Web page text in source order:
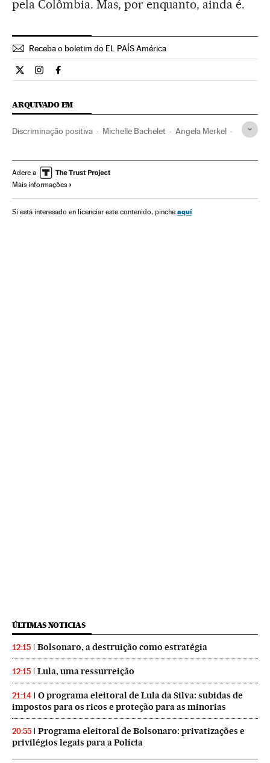
pela Colômbia. Mas, por enquanto, ainda é.
Receba o boletim do EL PAÍS América
Opiniao El País Brasil en Twitter
Opiniao El País Brasil en Instagram
Opiniao El País Brasil en Facebook
ARQUIVADO EM
Discriminação positiva Michelle Bachelet Angela Merkel
Dilma Rousseff ONU Direitos mulher
Governo
Partido dos Trabalhadores Partidos políticos Política
Adere a
Mais informações
Si está interesado en licenciar este contenido, pinche aquí
ÚLTIMAS NOTICIAS
12:15 Bolsonaro, a destruição como estratégia
12:15 Lula, uma ressurreição
21:14
O programa eleitoral de Lula da Silva: subidas de
impostos para os ricos e proteção para as minorias
20:55
Programa eleitoral de Bolsonaro: privatizações e
privilégios legais para a Polícia